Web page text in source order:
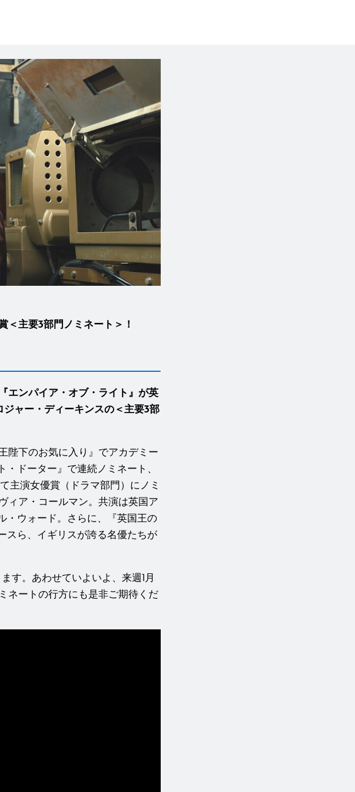
＜主要3部門ノミネート＞！
エンパイア・オブ・ライト』が英
ャー・ディーキンスの＜主要3部
陛下のお気に入り』でアカデミー
ドーター』で連続ノミネート、
主演女優賞（ドラマ部門）にノミ
ィア・コールマン。共演は英国ア
・ウォード。さらに、『英国王の
スら、イギリスが誇る名優たちが
す。あわせていよいよ、来週1月
ネートの行方にも是非ご期待くだ